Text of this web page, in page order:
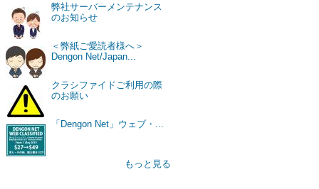
弊社サーバーメンテナンス
のお知らせ
＜弊紙ご愛読者様へ＞
Dengon Net/Japan...
クラシファイドご利用の際
のお願い
「Dengon Net」ウェブ・...
もっと見る